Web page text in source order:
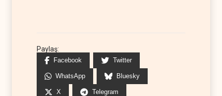
Paylaş:
Facebook Twitter
WhatsApp Bluesky
X Telegram